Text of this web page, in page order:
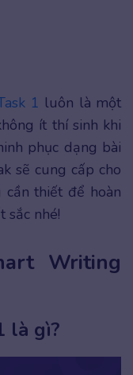
1 luôn là một
ít thí sinh khi
phục dạng bài
sẽ cung cấp cho
cần thiết để hoàn
sắc nhé!
Writing
là gì?